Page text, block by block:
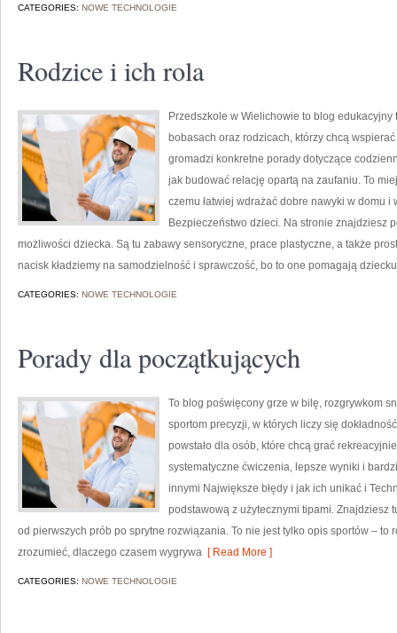
CATEGORIES: NOWE TECHNOLOGIE
Rodzice i ich rola
Przedszkole w Wielichowie to blog
bobasach oraz rodzicach, którzy chcą
gromadzi konkretne porady dotyczące
jak budować relację opartą na zaufaniu. To
czemu łatwiej wdrażać dobre nawyki w domu
Bezpieczeństwo dzieci. Na stronie znajdziesz
możliwości dziecka. Są tu zabawy sensoryczne, prace plastyczne, a także
nacisk kładziemy na samodzielność i sprawczość, bo to one pomagają
CATEGORIES: NOWE TECHNOLOGIE
Porady dla początkujących
To blog poświęcony grze w bilę, rozgrywkom
sportom precyzji, w których liczy się
powstało dla osób, które chcą grać
systematyczne ćwiczenia, lepsze wyniki i
innymi Największe błędy i jak ich unikać i
podstawową z użytecznymi tipami. Znajdziesz
od pierwszych prób po sprytne rozwiązania. To nie jest tylko opis sportów – to
zrozumieć, dlaczego czasem wygrywa [ Read More ]
CATEGORIES: NOWE TECHNOLOGIE